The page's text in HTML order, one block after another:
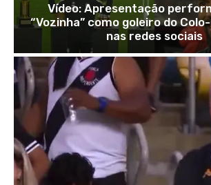
Vídeo: Apresentação
“Vozinha” como goleiro do
nas redes sociais